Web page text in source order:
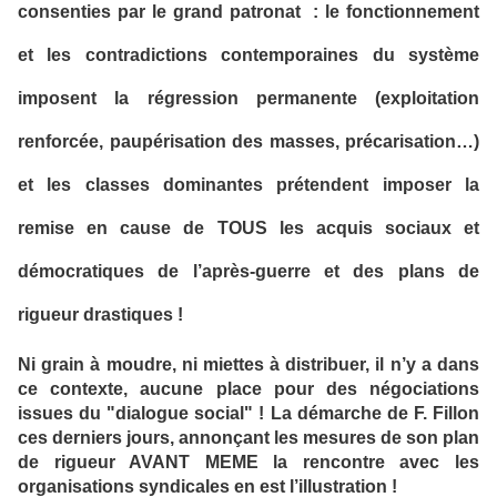
consenties par le grand patronat : le fonctionnement
et les contradictions contemporaines du système
imposent la régression permanente (exploitation
renforcée, paupérisation des masses, précarisation…)
et les classes dominantes prétendent imposer la
remise en cause de TOUS les acquis sociaux et
démocratiques de l’après-guerre et des plans de
rigueur drastiques !
Ni grain à moudre, ni miettes à distribuer, il n’y a dans
ce contexte, aucune place pour des négociations
issues du "dialogue social" ! La démarche de F. Fillon
ces derniers jours, annonçant les mesures de son plan
de rigueur AVANT MEME la rencontre avec les
organisations syndicales en est l’illustration !